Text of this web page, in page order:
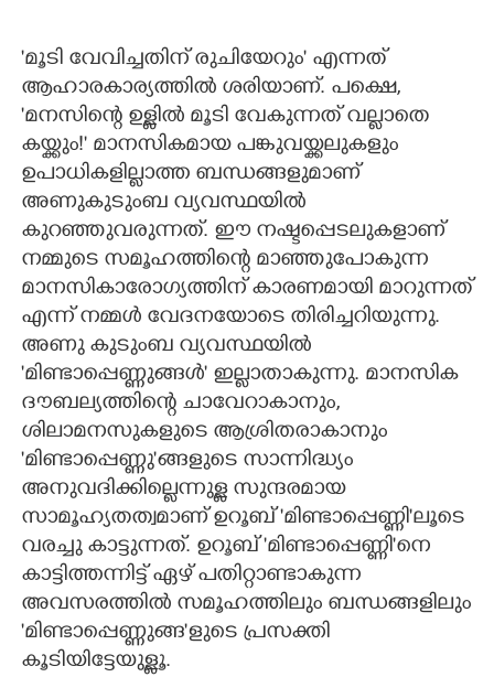
'മൂടി വേവിച്ചതിന് രുചിയേറും" എന്നത്
ആഹാരകാര്യത്തിൽ ശരിയാണ്‌. പക്ഷെ,​
'മനസിന്റെ ഉള്ളിൽ മൂടി വേകുന്നത് വല്ലാതെ
കയ്ക്കും!" മാനസികമായ പങ്കുവയ്ക്കലുകളും
ഉപാധികളില്ലാത്ത ബന്ധങ്ങളുമാണ്‌
അണുകുടുംബ വ്യവസ്ഥയിൽ
കുറഞ്ഞുവരുന്നത്‌. ഈ നഷ്ടപ്പെടലുകളാണ്‌
നമ്മുടെ സമൂഹത്തിന്റെ മാഞ്ഞുപോകുന്ന
മാനസികാരോഗ്യത്തിന്‌ കാരണമായി മാറുന്നത്‌
എന്ന്‌ നമ്മൾ വേദനയോടെ തിരിച്ചറിയുന്നു.
അണു കുടുംബ വ്യവസ്ഥയിൽ
'മിണ്ടാപ്പെണ്ണുങ്ങൾ" ഇല്ലാതാകുന്നു. മാനസിക
ദൗബല്യത്തിന്റെ ചാവേറാകാനും,
ശിലാമനസുകളുടെ ആശ്രിതരാകാനും
'മിണ്ടാപ്പെണ്ണു"ങ്ങളുടെ സാന്നിദ്ധ്യം
അനുവദിക്കില്ലെന്നുള്ള സുന്ദരമായ
സാമൂഹ്യതത്വമാണ്‌ ഉറൂബ് 'മിണ്ടാപ്പെണ്ണി"ലൂടെ
വരച്ചു കാട്ടുന്നത്‌. ഉറൂബ്‌ 'മിണ്ടാപ്പെണ്ണി"നെ
കാട്ടിത്തന്നിട്ട്‌ ഏഴ്‌ പതിറ്റാണ്ടാകുന്ന
അവസരത്തിൽ സമൂഹത്തിലും ബന്ധങ്ങളിലും
'മിണ്ടാപ്പെണ്ണുങ്ങ"ളുടെ പ്രസക്തി
കൂടിയിട്ടേയുള്ളൂ.